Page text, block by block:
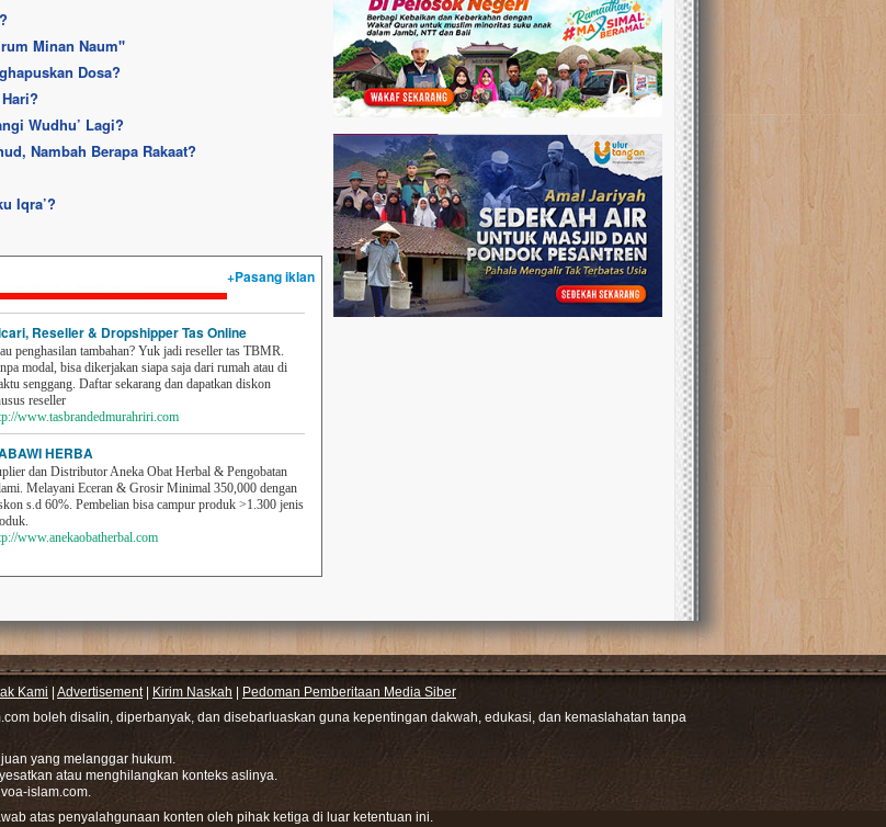
Minan Naum''
Dosa?
Wudhu’ Lagi?
Nambah Berapa Rakaat?
Iqra’?
+Pasang iklan
Reseller & Dropshipper Tas Online
penghasilan tambahan? Yuk jadi reseller tas TBMR.
modal, bisa dikerjakan siapa saja dari rumah atau di
senggang. Daftar sekarang dan dapatkan diskon
reseller
www.tasbrandedmurahriri.com
HERBA
dan Distributor Aneka Obat Herbal & Pengobatan
Melayani Eceran & Grosir Minimal 350,000 dengan
s.d 60%. Pembelian bisa campur produk >1.300 jenis
www.anekaobatherbal.com
Kami Advertisement| Kirim Naskah
Pedoman Pemberitaan Media Siber
boleh disalin, diperbanyak, dan disebarluaskan guna kepentingan dakwah, edukasi, dan kemaslahatan tanpa
yang melanggar hukum.
atau menghilangkan konteks aslinya.
islam.com.
atas penyalahgunaan konten oleh pihak ketiga di luar ketentuan ini.